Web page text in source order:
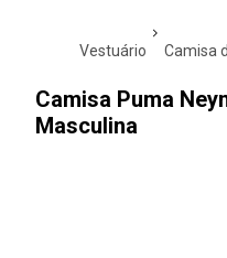
vestuário camisa
Camisa Puma
Masculina